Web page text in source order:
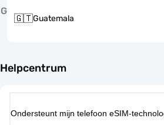
G
🇬🇹Guatemala
Helpcentrum
Ondersteunt mijn telefoon eSIM-